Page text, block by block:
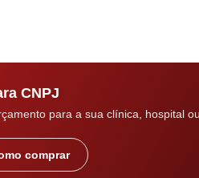
CNPJ
para a sua clínica, hospital
comprar